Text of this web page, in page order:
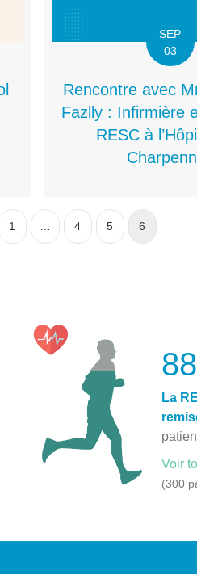
SEP
03
Rencontre avec
Fazlly : Infirmière
RESC à
1 4 5 6
88
La
Voir
(300